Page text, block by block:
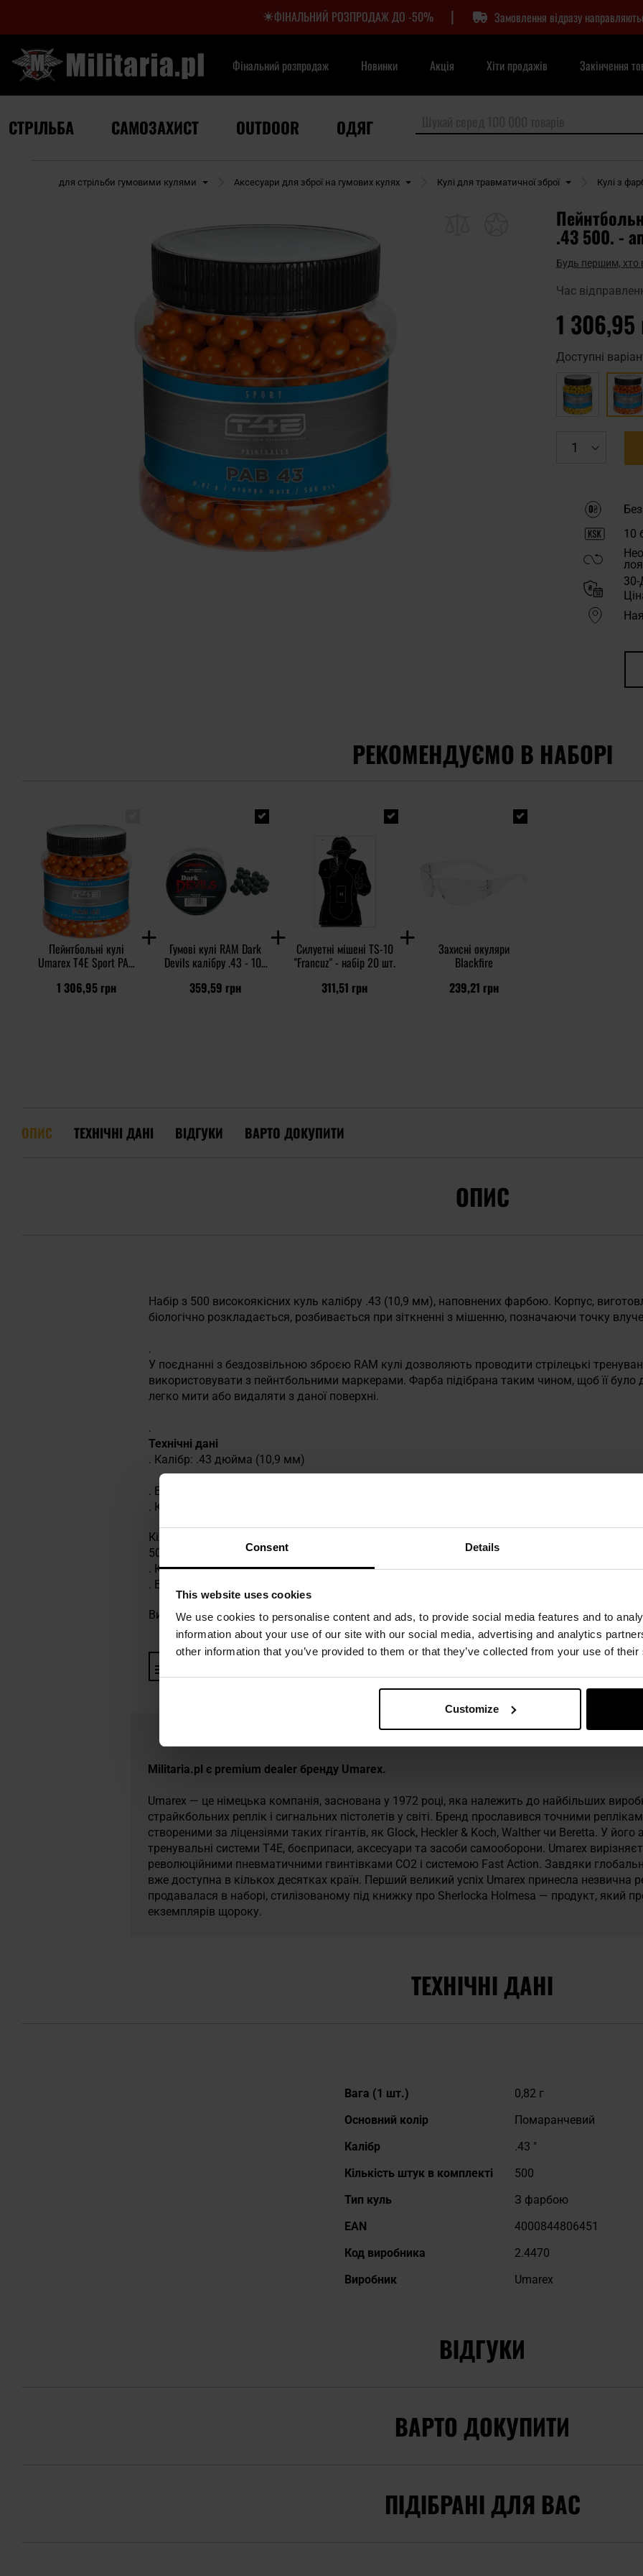
Consent Details
This website uses cookies
We use cookies to personalise content and ads, to provide social media features and to
information about your use of our site with our social media, advertising and analytics
other information that you’ve provided to them or that they’ve collected from your use of
Customize
ФІНАЛЬНИЙ РОЗПРОДАЖ ДО -50% | Замовлення відразу
Фінальний розпродаж Новинки Акція Хіти продажів Закінчення
СТРІЛЬБА САМОЗАХИСТ OUTDOOR ОДЯГ
Зброя для стрільби гумовими кулями Аксесуари для зброї на гумових кулях Кулі для травматичної зброї Кулі з
.43 500. -
Будь першим, хто
Час
1 306,95
Доступні
10
30-
РЕКОМЕНДУЄМО В НАБОРІ
Пейнтбольні кулі
Umarex T4E Sport PAB
1 306,95 грн
Гумові кулі RAM Dark
Devils калібру .43 - 100
359,59 грн
Силуетні мішені TS-10
"Francuz" - набір 20 шт.
311,51 грн
Захисні окуляри
Blackfire
239,21 грн
ОПИС ТЕХНІЧНІ ДАНІ ВІДГУКИ ВАРТО ДОКУПИТИ
ОПИС
Набір з 500 високоякісних куль калібру .43 (10,9 мм), наповнених фарбою. Корпус,
біологічно розкладається, розбивається при зіткненні з мішенню, позначаючи точку
.
У поєднанні з бездозвільною зброєю RAM кулі дозволяють проводити стрілецькі
використовувати з пейнтбольними маркерами. Фарба підібрана таким чином, щоб її було
легко мити або видаляти з даної поверхні.
.
Технічні дані
. Калібр: .43 дюйма (10,9 мм)
. Вага однієї кулі: 0,82 г
. Кількість в пачці: 500 шт
Кількість в пачці:
500 шт Використання за призначенням: .43 калібру RAM, пейнтбольні маркери
. Колір: помаранчевий
. Виробник:
Виробник:Umarex, Німеччина
Militaria.pl є premium dealer бренду Umarex.
Umarex — це німецька компанія, заснована у 1972 році, яка належить до найбільших
страйкбольних реплік і сигнальних пістолетів у світі. Бренд прославився точними
створеними за ліцензіями таких гігантів, як Glock, Heckler & Koch, Walther чи Beretta. У його
тренувальні системи T4E, боєприпаси, аксесуари та засоби самооборони. Umarex
революційними пневматичними гвинтівками CO2 і системою Fast Action. Завдяки
вже доступна в кількох десятках країн. Перший великий успіх Umarex принесла незвична
продавалася в наборі, стилізованому під книжку про Sherlocka Holmesa — продукт, який
екземплярів щороку.
ТЕХНІЧНІ ДАНІ
Докладніше
Вага (1 шт.)
0,82 г
Основний колір
Помаранчевий
Калібр
.43 "
Кількість штук в комплекті
500
Тип куль
З фарбою
EAN
4000844806451
Код виробника
2.4470
Виробник
Umarex
ВІДГУКИ
ВАРТО ДОКУПИТИ
ПІДІБРАНІ ДЛЯ ВАС